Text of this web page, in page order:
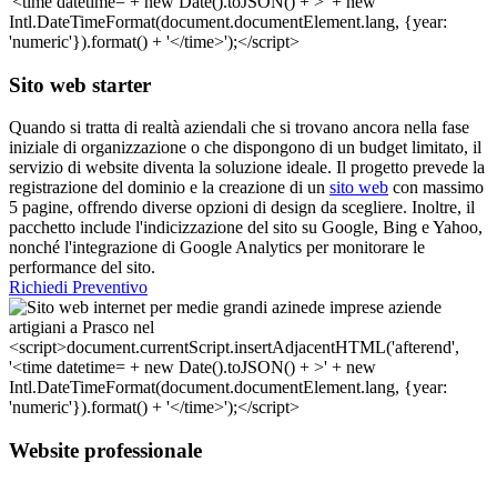
Sito web starter
Quando si tratta di realtà aziendali che si trovano ancora nella fase
iniziale di organizzazione o che dispongono di un budget limitato, il
servizio di website diventa la soluzione ideale. Il progetto prevede la
registrazione del dominio e la creazione di un sito web con massimo
5 pagine, offrendo diverse opzioni di design da scegliere. Inoltre, il
pacchetto include l'indicizzazione del sito su Google, Bing e Yahoo,
nonché l'integrazione di Google Analytics per monitorare le
performance del sito.
Richiedi Preventivo
Website professionale